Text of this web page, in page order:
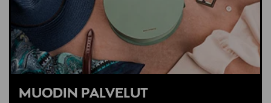
MUODIN PALVELUT